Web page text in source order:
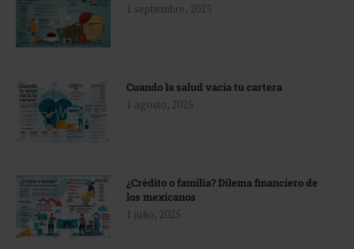
1 septiembre, 2025
Cuando la salud vacía tu cartera
1 agosto, 2025
¿Crédito o familia? Dilema financiero de
los mexicanos
1 julio, 2025